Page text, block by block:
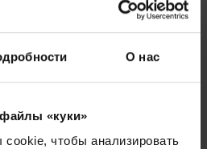
О нас
файлы «куки»
чтобы анализировать